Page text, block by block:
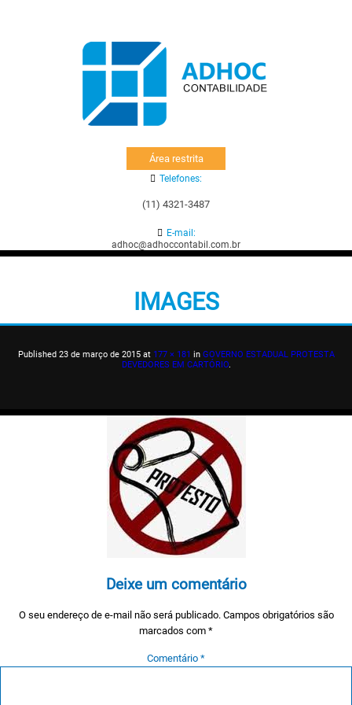
Área restrita
Telefones:
(11) 4321-3487
E-mail:
adhoc@adhoccontabil.com.br
IMAGES
Published 23 de março de 2015at 177 × 181 in GOVERNO ESTADUAL PROTESTA
DEVEDORES EM CARTÓRIO.
Deixe um comentário
O seu endereço de e-mail não será publicado. Campos obrigatórios são
marcados com *
Comentário *